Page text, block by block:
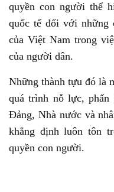
quyền con người thể
quốc tế đối với những
của Việt Nam trong
của người dân.
Những thành tựu đó là
quá trình nỗ lực, phấn
Đảng, Nhà nước và
khẳng định luôn tôn
quyền con người.